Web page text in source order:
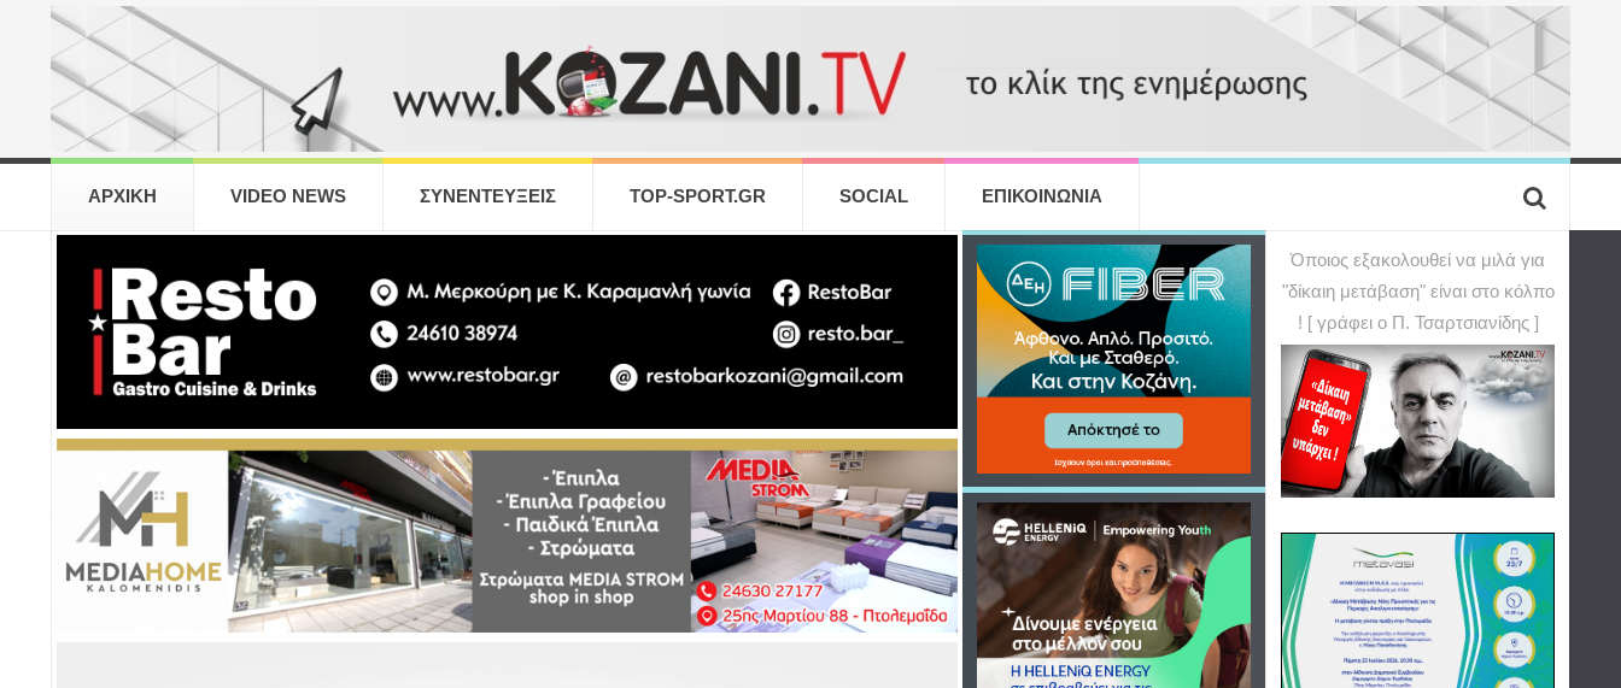
ΑΡΧΙΚΗ VIDEO NEWS ΣΥΝΕΝΤΕΥΞΕΙΣ TOP-SPORT.GR SOCIAL ΕΠΙΚΟΙΝΩΝΙΑ
Όποιος εξακολουθεί να μιλά για
"δίκαιη μετάβαση" είναι στο κόλπο
! [ γράφει ο Π. Τσαρτσιανίδης ]